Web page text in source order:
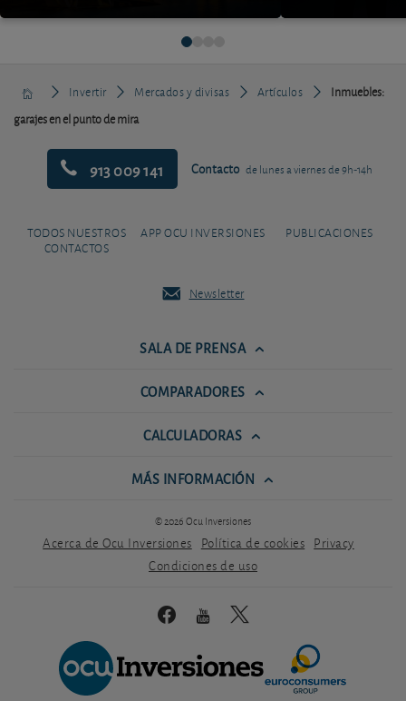
Invertir Mercados y divisas Artículos
Inmuebles:
garajes en el punto de mira
913 009 141 Contacto de lunes a viernes de 9h-14h
TODOS NUESTROS
CONTACTOS
APP OCU INVERSIONES PUBLICACIONES
Newsletter
SALA DE PRENSA
COMPARADORES
CALCULADORAS
MÁS INFORMACIÓN
© 2026 Ocu Inversiones
Acerca de Ocu Inversiones Política de cookies Privacy
Condiciones de uso